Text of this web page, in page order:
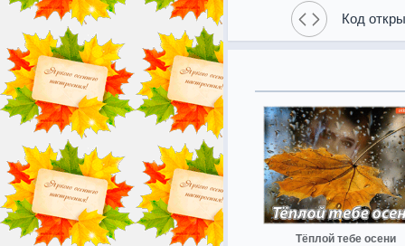
Код
Тёплой тебе осени